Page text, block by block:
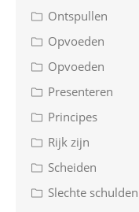
Ontspullen
Opvoeden
Opvoeden
Presenteren
Principes
Rijk zijn
Scheiden
Slechte schulden